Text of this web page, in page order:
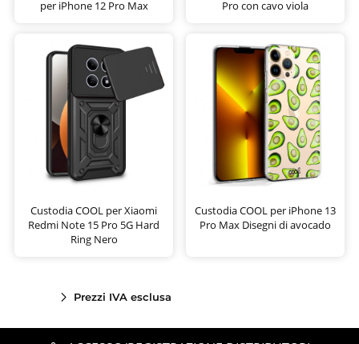
per iPhone 12 Pro Max
Pro con cavo viola
Custodia COOL per Xiaomi
Redmi Note 15 Pro 5G Hard
Ring Nero
Custodia COOL per iPhone 13
Pro Max Disegni di avocado
Prezzi IVA esclusa